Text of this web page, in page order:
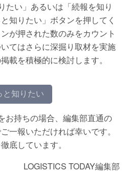
たい」あるいは「続報を知り
知りたい」ボタンを押してく
が押された数のみをカウント
てはさらに深掘り取材を実施
載を積極的に検討します。
と知りたい
お持ちの場合、編集部直通の
一報いただければ幸いです。
底しています。
LOGISTICS TODAY編集部